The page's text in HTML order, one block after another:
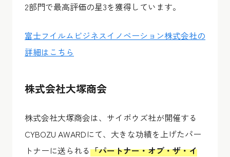
2部門で最高評価の星3を獲得しています。
富士フイルムビジネスイノベーション株式会社の
詳細はこちら
株式会社大塚商会
株式会社大塚商会は、サイボウズ社が開催する
CYBOZU AWARDにて、大きな功績を上げたパー
トナーに送られる「パートナー・オブ・ザ・イ